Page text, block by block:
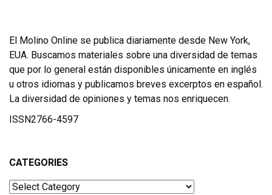
El Molino Online se publica diariamente desde New York,
EUA. Buscamos materiales sobre una diversidad de temas
que por lo general están disponibles únicamente en inglés
u otros idiomas y publicamos breves excerptos en español.
La diversidad de opiniones y temas nos enriquecen.
ISSN2766-4597
CATEGORIES
Categories